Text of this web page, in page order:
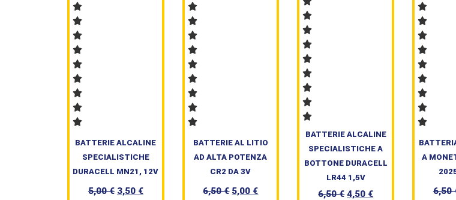
BATTERIE ALCALINE
SPECIALISTICHE
DURACELL MN21, 12V
5,00€ 3,50 €
BATTERIE AL LITIO
AD ALTA POTENZA
CR2 DA 3V
6,50€ 5,00 €
BATTERIE ALCALINE
SPECIALISTICHE A
BOTTONE DURACELL
LR44 1,5V
6,50€ 4,50 €
A
6,50